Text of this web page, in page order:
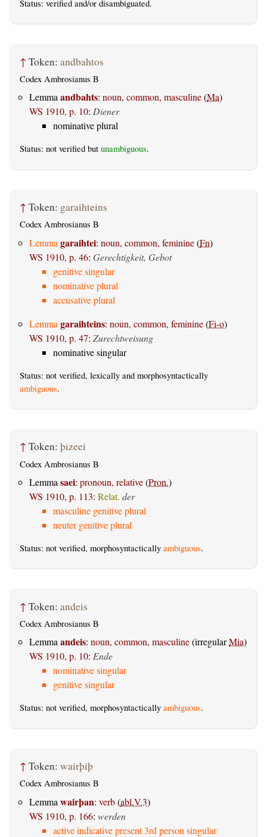
Status: verified and/or disambiguated.
↑ Token: andbahtos
Codex Ambrosianus B
Lemmaandbahts: noun, common, masculine(Ma)
WS 1910, p. 10: Diener
nominative plural
Status: not verified but unambiguous.
↑ Token: garaihteins
Codex Ambrosianus B
Lemma garaihtei: noun, common, feminine(Fn)
WS 1910, p. 46: Gerechtigkeit, Gebot
genitive singular
nominative plural
accusative plural
Lemma garaihteins: noun, common, feminine(Fi-o)
WS 1910, p. 47: Zurechtweisung
nominative singular
Status: not verified, lexically and morphosyntactically
ambiguous.
↑ Token: þizeei
Codex Ambrosianus B
Lemma saei: pronoun, relative(Pron.)
WS 1910, p. 113: Relat. der
masculine genitive plural
neuter genitive plural
Status: not verified, morphosyntactically ambiguous.
↑ Token: andeis
Codex Ambrosianus B
Lemmaandeis: noun, common, masculine(irregularMia)
WS 1910, p. 10: Ende
nominative singular
genitive singular
Status: not verified, morphosyntactically ambiguous.
↑ Token: wairþiþ
Codex Ambrosianus B
Lemma wairþan: verb(abl.V.3)
WS 1910, p. 166: werden
active indicative present 3rd person singular